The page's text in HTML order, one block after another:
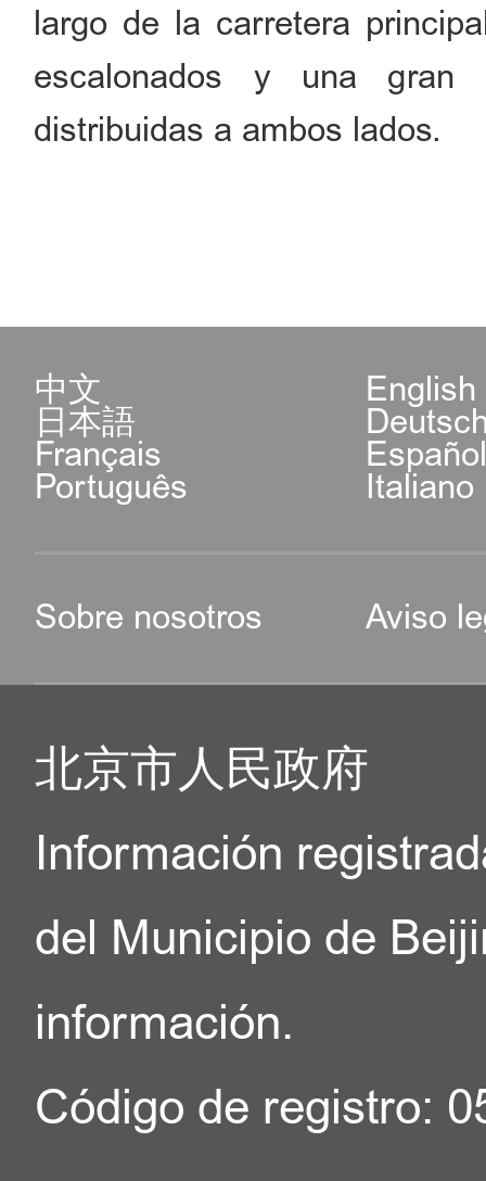
largo de la carretera
escalonados y una gran
distribuidas a ambos lados.
中文 English
日本語
Français
Português Italiano
Sobre nosotros Aviso
北京市人民政府
Información
del Municipio de
información.
Código de registro: